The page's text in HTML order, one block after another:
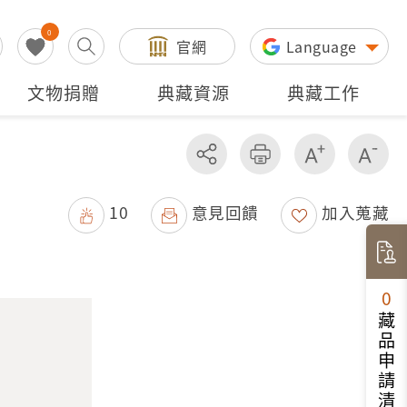
0
官網 Language
文物捐贈 典藏資源 典藏工作
分享 友善列印 增加字級
10 意見回饋 加入蒐藏
0
藏品申請清單